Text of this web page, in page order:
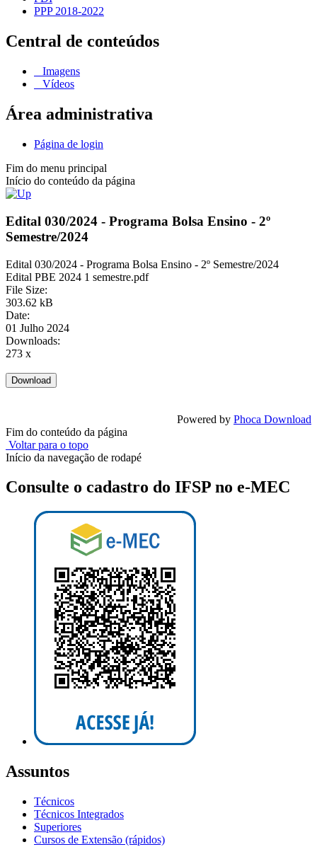
PPP 2018-2022
Central de conteúdos
Imagens
Vídeos
Área administrativa
Página de login
Fim do menu principal
Início do conteúdo da página
Edital 030/2024 - Programa Bolsa Ensino - 2º
Semestre/2024
Edital 030/2024 - Programa Bolsa Ensino - 2º Semestre/2024
Edital PBE 2024 1 semestre.pdf
File Size:
303.62 kB
Date:
01 Julho 2024
Downloads:
273 x
Powered by Phoca Download
Fim do conteúdo da página
Voltar para o topo
Início da navegação de rodapé
Consulte o cadastro do IFSP no e-MEC
Assuntos
Técnicos
Técnicos Integrados
Superiores
Cursos de Extensão (rápidos)